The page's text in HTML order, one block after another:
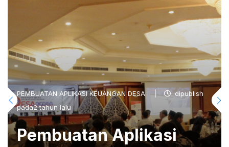
PEMBUATAN APLIKASI KEUANGAN DESA
dipublish
pada2 tahun lalu
Pembuatan Aplikasi